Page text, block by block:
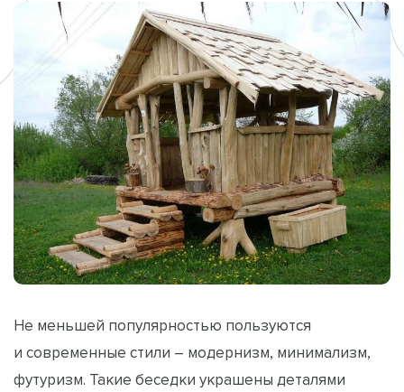
Не меньшей популярностью пользуются
и современные стили – модернизм, минимализм,
футуризм. Такие беседки украшены деталями